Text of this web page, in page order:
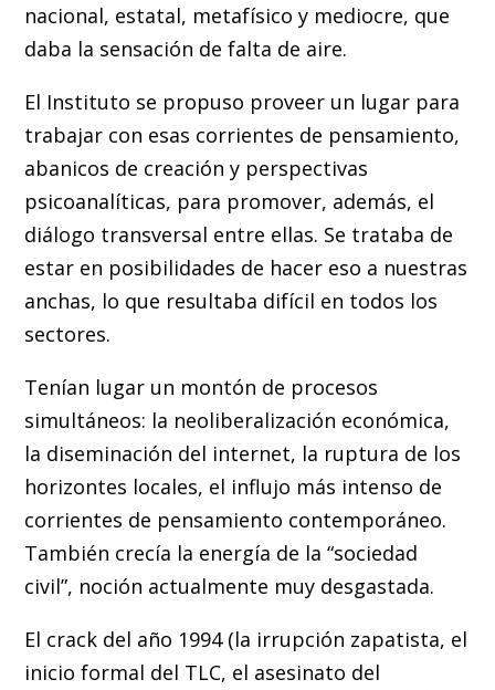
nacional, estatal, metafísico y mediocre, que
daba la sensación de falta de aire.
El Instituto se propuso proveer un lugar para
trabajar con esas corrientes de pensamiento,
abanicos de creación y perspectivas
psicoanalíticas, para promover, además, el
diálogo transversal entre ellas. Se trataba de
estar en posibilidades de hacer eso a nuestras
anchas, lo que resultaba difícil en todos los
sectores.
Tenían lugar un montón de procesos
simultáneos: la neoliberalización económica,
la diseminación del internet, la ruptura de los
horizontes locales, el influjo más intenso de
corrientes de pensamiento contemporáneo.
También crecía la energía de la “sociedad
civil”, noción actualmente muy desgastada.
El crack del año 1994 (la irrupción zapatista, el
inicio formal del TLC, el asesinato del